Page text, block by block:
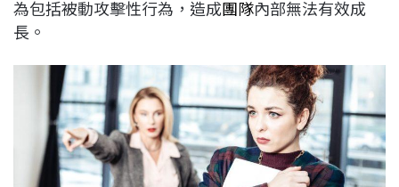
為包括被動攻擊性行為，造成團隊內部無法有效成
長。